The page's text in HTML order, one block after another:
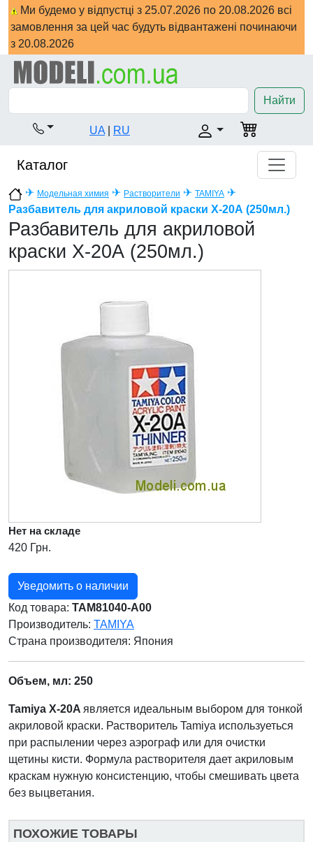
Ми будемо у відпустці з 25.07.2026 по 20.08.2026 всі
замовлення за цей час будуть відвантажені починаючи
з 20.08.2026
Найти
UA RU
Каталог
✈ Модельная химия ✈ Растворители ✈ TAMIYA ✈
Разбавитель для акриловой краски X-20А (250мл.)
Разбавитель для акриловой
краски X-20А (250мл.)
Нет на складе
420 Грн.
Уведомить о наличии
Код товара: TAM81040-A00
Производитель: TAMIYA
Страна производителя: Япония
Объем, мл: 250
Tamiya X-20A является идеальным выбором для тонкой
акриловой краски. Растворитель Tamiya используеться
при распылении через аэрограф или для очистки
щетины кисти. Формула растворителя дает акриловым
краскам нужную консистенцию, чтобы смешивать цвета
без выцветания.
ПОХОЖИЕ ТОВАРЫ